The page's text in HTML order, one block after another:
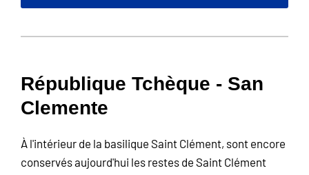
République Tchèque - San
Clemente
À l'intérieur de la basilique Saint Clément, sont encore
conservés aujourd'hui les restes de Saint Clément